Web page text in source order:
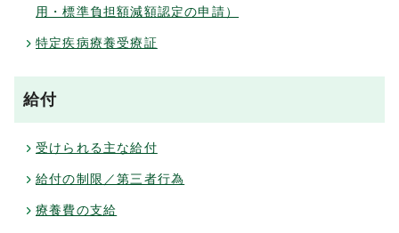
用・標準負担額減額認定の申請）
特定疾病療養受療証
給付
受けられる主な給付
給付の制限／第三者行為
療養費の支給